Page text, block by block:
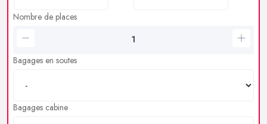
Nombre de places
Bagages en soutes
Bagages cabine